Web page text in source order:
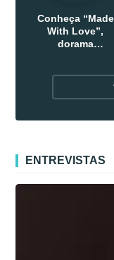
Conheça “Made
With Love”,
dorama
ENTREVISTAS